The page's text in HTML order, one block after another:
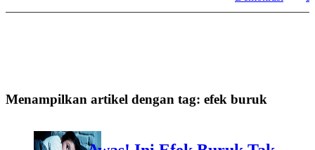
Menampilkan artikel dengan tag: efek buruk